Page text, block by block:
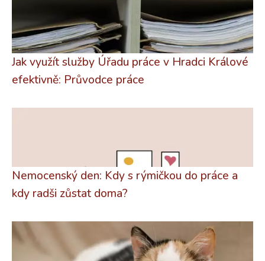
Jak využít služby Úřadu práce v Hradci Králové
efektivně: Průvodce práce
Nemocenský den: Kdy s rýmičkou do práce a
kdy radši zůstat doma?